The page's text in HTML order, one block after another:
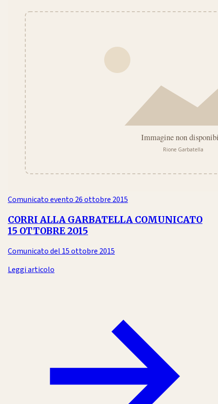
Comunicato evento 26 ottobre 2015
CORRI ALLA GARBATELLA COMUNICATO
15 OTTOBRE 2015
Comunicato del 15 ottobre 2015
Leggi articolo